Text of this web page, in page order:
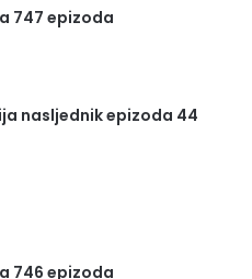
747 epizoda
nasljednik epizoda 44
746 epizoda